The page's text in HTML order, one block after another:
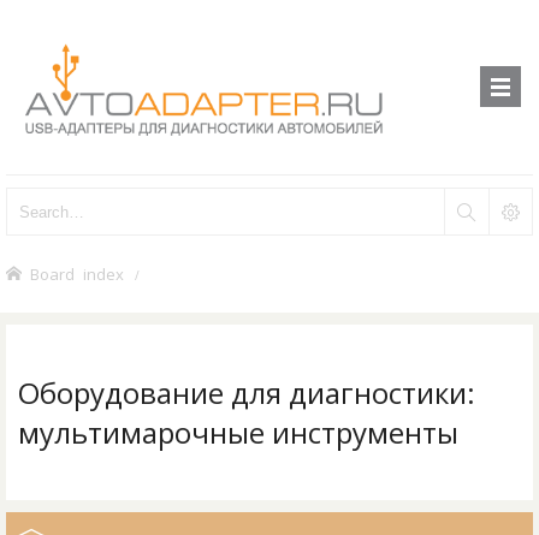
Board index
Оборудование для диагностики:
мультимарочные инструменты